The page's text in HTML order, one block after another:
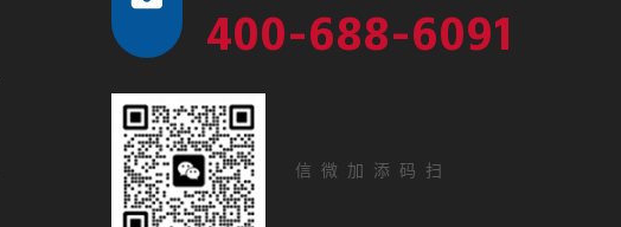
400-688-6091
扫码添加微信